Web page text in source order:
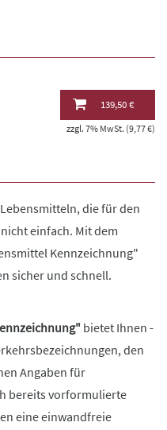
139,50 €
zzgl. 7% MwSt. (9,77 €)
die für den
einfach. Mit dem
Kennzeichnung"
sicher und schnell.
bietet Ihnen -
den
Angaben für
bereits vorformulierte
eine einwandfreie